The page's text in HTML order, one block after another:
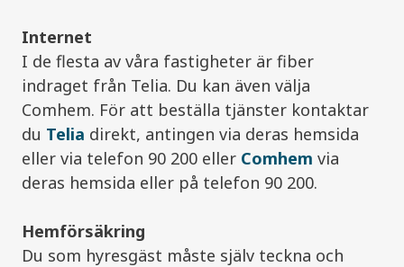
Internet
I de flesta av våra fastigheter är fiber
indraget från Telia. Du kan även välja
Comhem. För att beställa tjänster kontaktar
du Telia direkt, antingen via deras hemsida
eller via telefon 90 200 eller Comhem via
deras hemsida eller på telefon 90 200.
Hemförsäkring
Du som hyresgäst måste själv teckna och